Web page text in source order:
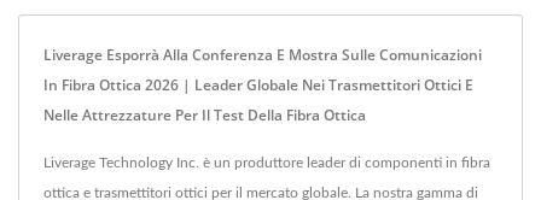
Liverage Esporrà Alla Conferenza E Mostra Sulle Comunicazioni
In Fibra Ottica 2026 | Leader Globale Nei Trasmettitori Ottici E
Nelle Attrezzature Per Il Test Della Fibra Ottica
Liverage Technology Inc. è un produttore leader di componenti in fibra
ottica e trasmettitori ottici per il mercato globale. La nostra gamma di